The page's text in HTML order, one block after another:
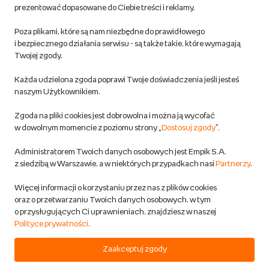
Pozostałe Regulaminy Empiku
Polityka prywatności empik.com
produktów niebezpiecznych
Dostosuj zgody
Polityka prywatności empik
Raty u partnerów Empiku
Odbiór zużytego sprzętu
prezentować dopasowane do Ciebie treści i reklamy.
Poza plikami, które są nam niezbędne do prawidłowego
i bezpiecznego działania serwisu - są także takie, które wymagają
Twojej zgody.
Każda udzielona zgoda poprawi Twoje doświadczenia jeśli jesteś
naszym Użytkownikiem.
Zgoda na pliki cookies jest dobrowolna i można ją wycofać
w dowolnym momencie z poziomu strony „ Dostosuj zgody”.
Administratorem Twoich danych osobowych jest Empik S.A.
z siedzibą w Warszawie, a w niektórych przypadkach nasi Partnerzy.
Więcej informacji o korzystaniu przez nas z plików cookies
oraz o przetwarzaniu Twoich danych osobowych, w tym
o przysługujących Ci uprawnieniach, znajdziesz w naszej
Polityce prywatności.
Zaakceptuj zgody